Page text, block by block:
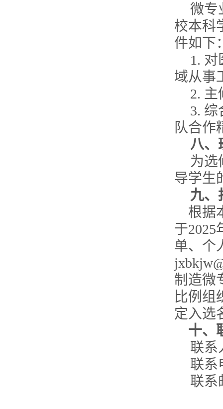
微专
校本科
件如下
1. 对
域从事
2. 主
3. 综
队合作
八、
为选
导学生
九、
根据
于2025
单、个
制造微
比例组
定入选
十、
联系
联系
联系